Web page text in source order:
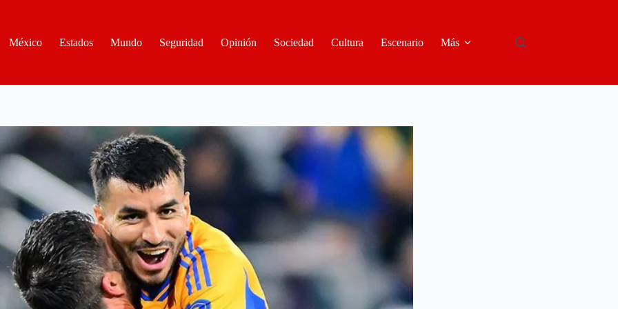
México
Estados Mundo Seguridad Opinión Sociedad Cultura Escenario Más